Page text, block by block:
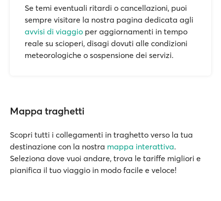
Se temi eventuali ritardi o cancellazioni, puoi
sempre visitare la nostra pagina dedicata agli
avvisi di viaggio per aggiornamenti in tempo
reale su scioperi, disagi dovuti alle condizioni
meteorologiche o sospensione dei servizi.
Mappa traghetti
Scopri tutti i collegamenti in traghetto verso la tua
destinazione con la nostra mappa interattiva.
Seleziona dove vuoi andare, trova le tariffe migliori e
pianifica il tuo viaggio in modo facile e veloce!